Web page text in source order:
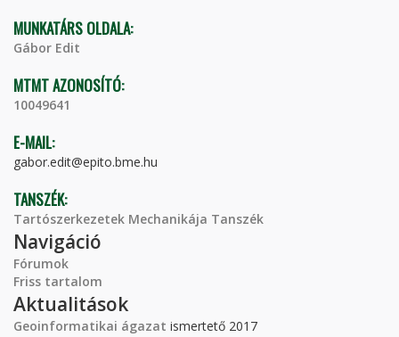
MUNKATÁRS OLDALA:
Gábor Edit
MTMT AZONOSÍTÓ:
10049641
E-MAIL:
gabor.edit@epito.bme.hu
TANSZÉK:
Tartószerkezetek Mechanikája Tanszék
Navigáció
Fórumok
Friss tartalom
Aktualitások
Geoinformatikai ágazat ismertető 2017